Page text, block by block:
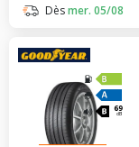
Dèsmer. 05/08
69
dB